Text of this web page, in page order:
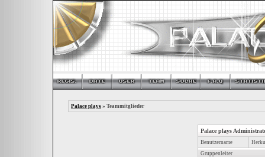
Palace plays » Teammitglieder
Palace plays
Benutzername
Gruppenleiter